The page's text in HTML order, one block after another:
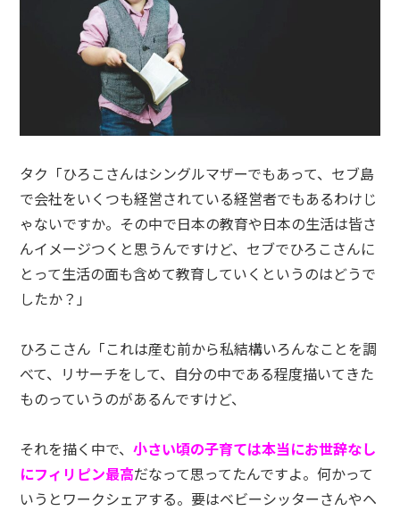
タク「ひろこさんはシングルマザーでもあって、セブ島
で会社をいくつも経営されている経営者でもあるわけじ
ゃないですか。その中で日本の教育や日本の生活は皆さ
んイメージつくと思うんですけど、セブでひろこさんに
とって生活の面も含めて教育していくというのはどうで
したか？」
ひろこさん「これは産む前から私結構いろんなことを調
べて、リサーチをして、自分の中である程度描いてきた
ものっていうのがあるんですけど、
それを描く中で、小さい頃の子育ては本当にお世辞なし
にフィリピン最高だなって思ってたんですよ。何かって
いうとワークシェアする。要はベビーシッターさんやヘ